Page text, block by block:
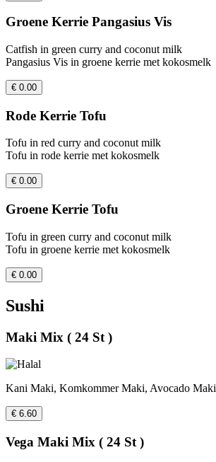
Groene Kerrie Pangasius Vis
Catfish in green curry and coconut milk
Pangasius Vis in groene kerrie met kokosmelk
€ 0.00
Rode Kerrie Tofu
Tofu in red curry and coconut milk
Tofu in rode kerrie met kokosmelk
€ 0.00
Groene Kerrie Tofu
Tofu in green curry and coconut milk
Tofu in groene kerrie met kokosmelk
€ 0.00
Sushi
Maki Mix ( 24 St )
Kani Maki, Komkommer Maki, Avocado Maki
€ 6.60
Vega Maki Mix ( 24 St )